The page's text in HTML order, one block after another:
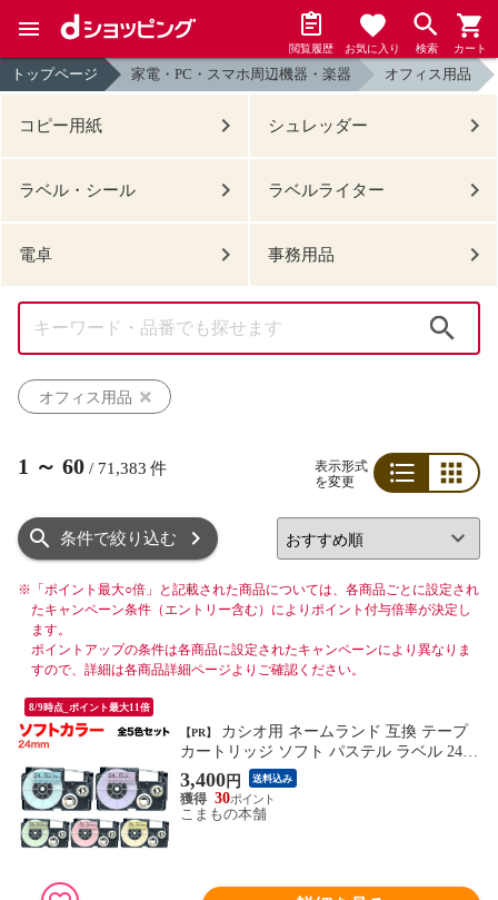
閲覧履歴 お気に入り 検索 カート
トップページ 家電・PC・スマホ周辺機器・楽器 オフィス用品
コピー用紙 シュレッダー
ラベル・シール ラベルライター
電卓 事務用品
オフィス用品
1 ～ 60 / 71,383 件
表示形式
を変更
条件で絞り込む
※ 「ポイント最大○倍」と記載された商品については、各商品ごとに設定され
たキャンペーン条件（エントリー含む）によりポイント付与倍率が決定し
ます。
ポイントアップの条件は各商品に設定されたキャンペーンにより異なりま
すので、詳細は各商品詳細ページよりご確認ください。
8/9時点_ポイント最大11倍
【PR】
カートリッジ ソフト パステル ラベル 24m
m 全5色セット 24mm／ソフトカラー／全5
色セット
3,400円 送料込み
30
こまもの本舗